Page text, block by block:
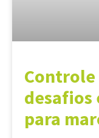
desafios
para